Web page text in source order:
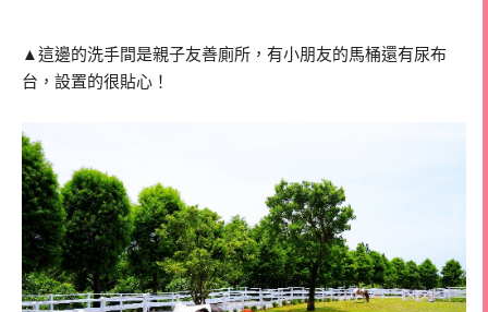
▲這邊的洗手間是親子友善廁所，有小朋友的馬桶還有尿布
台，設置的很貼心！